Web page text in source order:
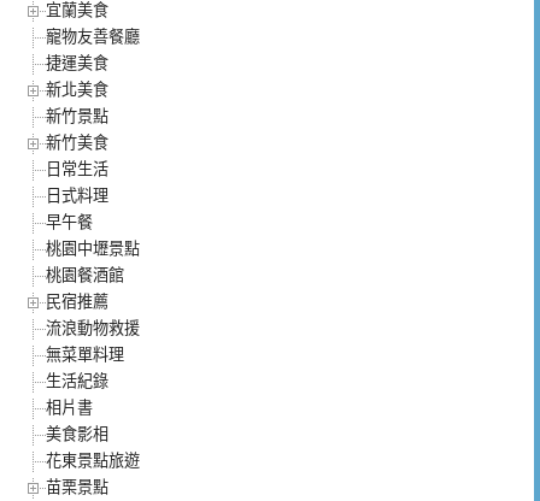
宜蘭美食
寵物友善餐廳
捷運美食
新北美食
新竹景點
新竹美食
日常生活
日式料理
早午餐
桃園中壢景點
桃園餐酒館
民宿推薦
流浪動物救援
無菜單料理
生活紀錄
相片書
美食影相
花東景點旅遊
苗栗景點